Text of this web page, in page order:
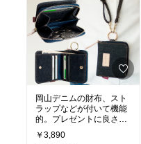
岡山デニムの財布、スト
ラップなどが付いて機能
的。プレゼントに良さそ
うです。
￥3,890